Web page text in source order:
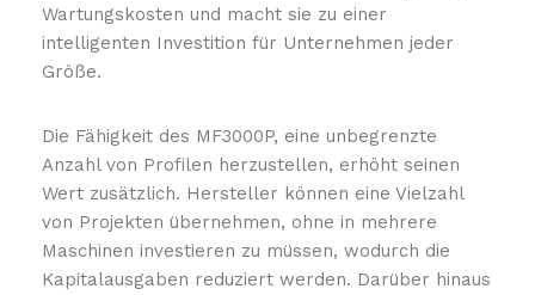
Wartungskosten und macht sie zu einer
intelligenten Investition für Unternehmen jeder
Größe.
Die Fähigkeit des MF3000P, eine unbegrenzte
Anzahl von Profilen herzustellen, erhöht seinen
Wert zusätzlich. Hersteller können eine Vielzahl
von Projekten übernehmen, ohne in mehrere
Maschinen investieren zu müssen, wodurch die
Kapitalausgaben reduziert werden. Darüber hinaus